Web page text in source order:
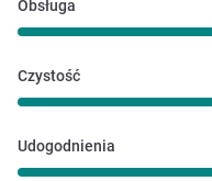
Obsługa
Czystość
Udogodnienia